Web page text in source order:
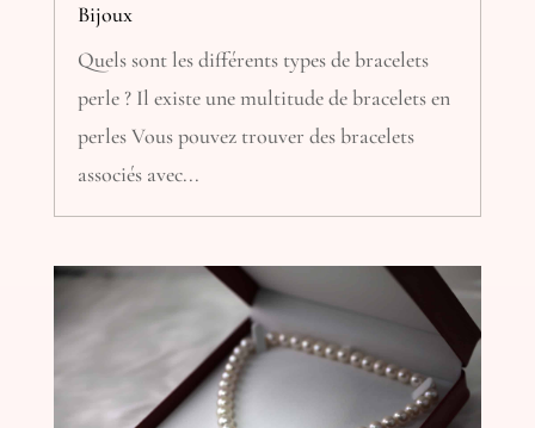
Bijoux
Quels sont les différents types de bracelets
perle ? Il existe une multitude de bracelets en
perles Vous pouvez trouver des bracelets
associés avec...